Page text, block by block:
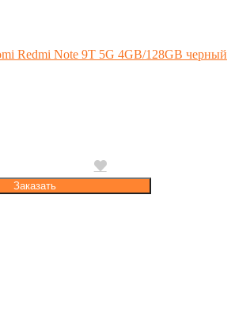
Redmi Note 9T 5G 4GB/128GB черный
Заказать